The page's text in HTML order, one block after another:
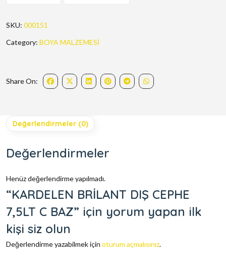
SKU: 000151
Category: BOYA MALZEMESİ
Share On:
Değerlendirmeler (0)
Değerlendirmeler
Henüz değerlendirme yapılmadı.
“KARDELEN BRİLANT DIŞ CEPHE
7,5LT C BAZ” için yorum yapan ilk
kişi siz olun
Değerlendirme yazabilmek için oturum açmalısınız.